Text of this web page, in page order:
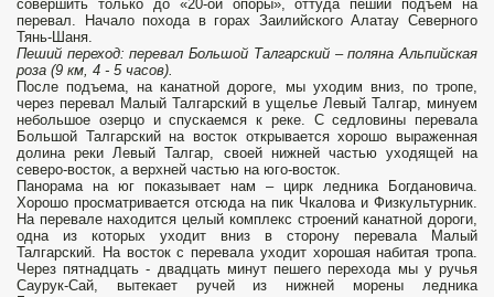
совершить только до «20-ой опоры», оттуда пеший подъем на
перевал. Начало похода в горах Заилийского Алатау Северного
Тянь-Шаня.
Пеший переход: перевал Большой Талгарский – поляна Альпийская
роза (9 км, 4 - 5 часов).
После подъема, на канатной дороге, мы уходим вниз, по тропе,
через перевал Малый Талгарский в ущелье Левый Талгар, минуем
небольшое озерцо и спускаемся к реке. С седловины перевала
Большой Талгарский на восток открывается хорошо выраженная
долина реки Левый Талгар, своей нижней частью уходящей на
северо-восток, а верхней частью на юго-восток.
Панорама на юг показывает нам – цирк ледника Богдановича.
Хорошо просматривается отсюда на пик Чкалова и Физкультурник.
На перевале находится целый комплекс строений канатной дороги,
одна из которых уходит вниз в сторону перевала Малый
Талгарский. На восток с перевала уходит хорошая набитая тропа.
Через пятнадцать - двадцать минут пешего перехода мы у ручья
Саурук-Сай, вытекает ручей из нижней морены ледника